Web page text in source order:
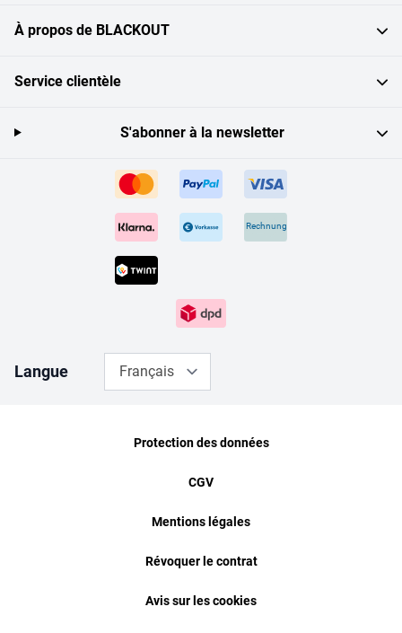
À propos de BLACKOUT
Service clientèle
Rechnung
S'abonner à la newsletter
Langue Français
Protection des données
CGV
Mentions légales
Révoquer le contrat
Avis sur les cookies